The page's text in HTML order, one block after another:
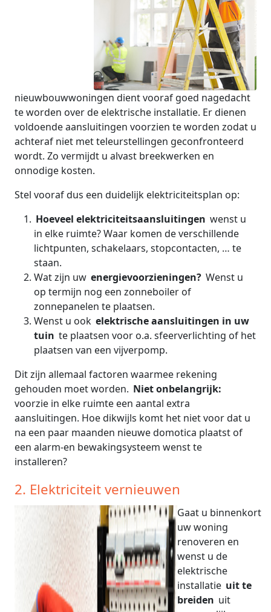
nieuwbouwwoningen dient vooraf goed nagedacht
te worden over de elektrische installatie. Er dienen
voldoende aansluitingen voorzien te worden zodat u
achteraf niet met teleurstellingen geconfronteerd
wordt. Zo vermijdt u alvast breekwerken en
onnodige kosten.
Stel vooraf dus een duidelijk elektriciteitsplan op:
Hoeveel elektriciteitsaansluitingen wenst u
in elke ruimte? Waar komen de verschillende
lichtpunten, schakelaars, stopcontacten, … te
staan.
Wat zijn uw energievoorzieningen? Wenst u
op termijn nog een zonneboiler of
zonnepanelen te plaatsen.
Wenst u ook elektrische aansluitingen in uw
tuin te plaatsen voor o.a. sfeerverlichting of het
plaatsen van een vijverpomp.
Dit zijn allemaal factoren waarmee rekening
gehouden moet worden. Niet onbelangrijk:
voorzie in elke ruimte een aantal extra
aansluitingen. Hoe dikwijls komt het niet voor dat u
na een paar maanden nieuwe domotica plaatst of
een alarm-en bewakingsysteem wenst te
installeren?
2. Elektriciteit vernieuwen
Gaat u binnenkort
uw woning
renoveren en
wenst u de
elektrische
installatie uit te
breiden uit